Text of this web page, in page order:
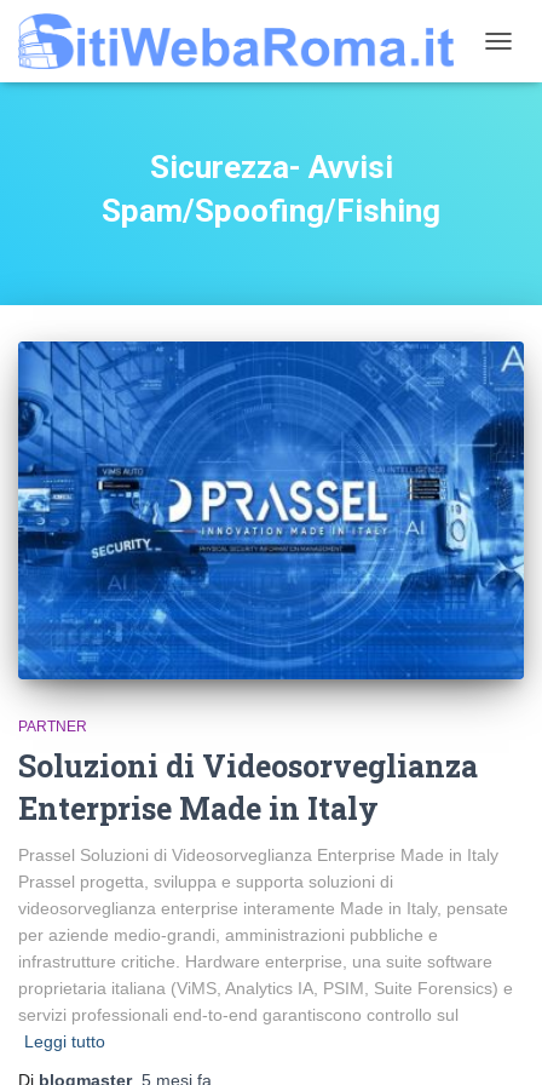
Sicurezza- Avvisi
Spam/Spoofing/Fishing
PARTNER
Soluzioni di Videosorveglianza
Enterprise Made in Italy
Prassel Soluzioni di Videosorveglianza Enterprise Made in Italy
Prassel progetta, sviluppa e supporta soluzioni di
videosorveglianza enterprise interamente Made in Italy, pensate
per aziende medio-grandi, amministrazioni pubbliche e
infrastrutture critiche. Hardware enterprise, una suite software
proprietaria italiana (ViMS, Analytics IA, PSIM, Suite Forensics) e
servizi professionali end-to-end garantiscono controllo sul
Leggi tutto
Di blogmaster, 5 mesi fa